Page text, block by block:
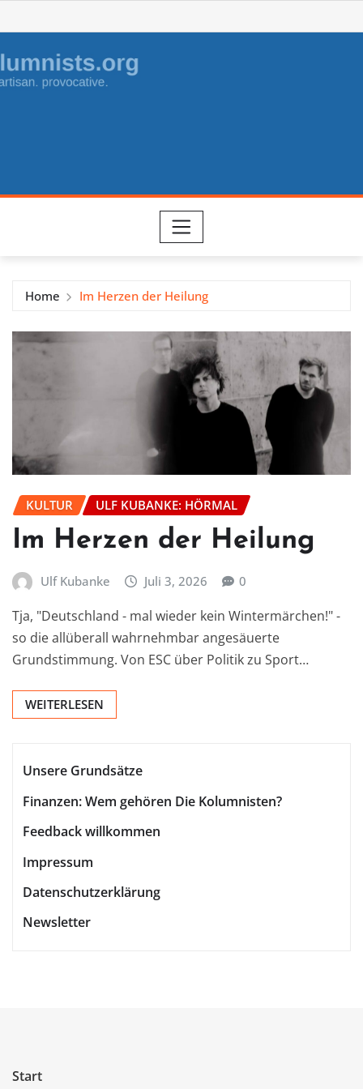
to
content
Home Im Herzen der Heilung
KULTUR ULF KUBANKE: HÖRMAL
Im Herzen der Heilung
Ulf Kubanke Juli 3, 2026 0
Tja, "Deutschland - mal wieder kein Wintermärchen!" -
so die allüberall wahrnehmbar angesäuerte
Grundstimmung. Von ESC über Politik zu Sport…
WEITERLESEN
Unsere Grundsätze
Finanzen: Wem gehören Die Kolumnisten?
Feedback willkommen
Impressum
Datenschutzerklärung
Newsletter
Start